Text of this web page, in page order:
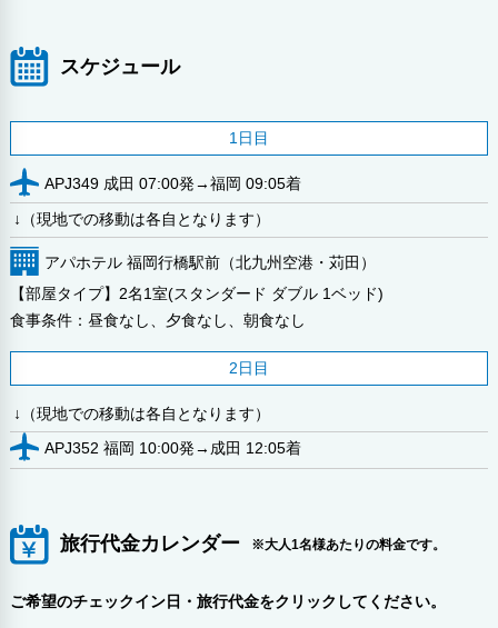
スケジュール
1日目
APJ349 成田 07:00発→福岡 09:05着
↓（現地での移動は各自となります）
アパホテル 福岡行橋駅前（北九州空港・苅田）
【部屋タイプ】2名1室(スタンダード ダブル 1ベッド)
食事条件：昼食なし、夕食なし、朝食なし
2日目
↓（現地での移動は各自となります）
APJ352 福岡 10:00発→成田 12:05着
旅行代金カレンダー ※大人1名様あたりの料金です。
ご希望のチェックイン日・旅行代金をクリックしてください。